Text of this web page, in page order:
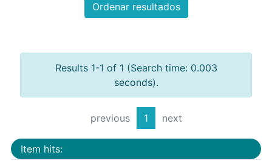
Ordenar resultados
Results 1-1 of 1 (Search time: 0.003
seconds).
previous 1 next
Item hits: